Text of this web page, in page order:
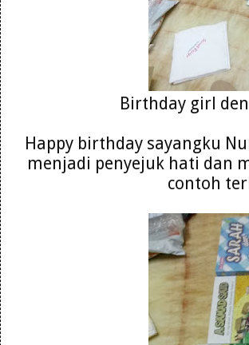
Birthday girl
Happy birthday sayangku
menjadi penyejuk hati dan
contoh